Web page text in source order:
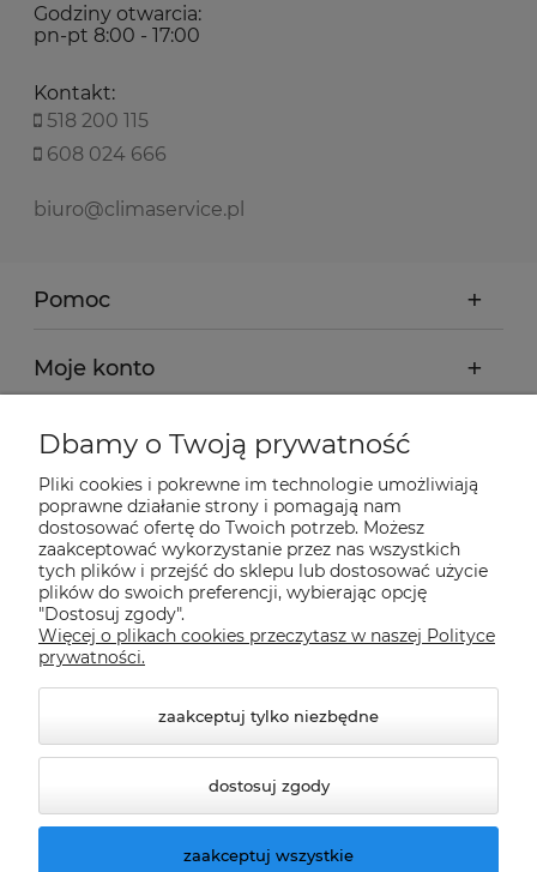
Godziny otwarcia:
pn-pt 8:00 - 17:00
Kontakt:
518 200 115
608 024 666
biuro@climaservice.pl
Pomoc
Moje konto
Płatności i dostawa
Informacje
O nas
Nasze sklepy Allegro
Dbamy o Twoją prywatność
Pliki cookies i pokrewne im technologie umożliwiają
poprawne działanie strony i pomagają nam
dostosować ofertę do Twoich potrzeb. Możesz
zaakceptować wykorzystanie przez nas wszystkich
tych plików i przejść do sklepu lub dostosować użycie
plików do swoich preferencji, wybierając opcję
"Dostosuj zgody".
Więcej o plikach cookies przeczytasz w naszej Polityce
prywatności.
zaakceptuj tylko niezbędne
dostosuj zgody
zaakceptuj wszystkie